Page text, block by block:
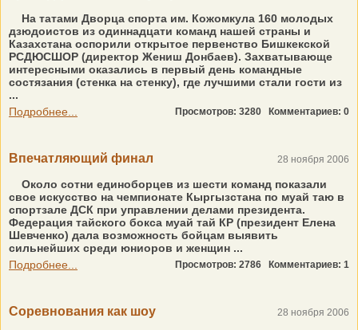
На татами Дворца спорта им. Кожомкула 160 молодых
дзюдоистов из одиннадцати команд нашей страны и
Казахстана оспорили открытое первенство Бишкекской
РСДЮСШОР (директор Жениш Донбаев). Захватывающе
интересными оказались в первый день командные
состязания (стенка на стенку), где лучшими стали гости из
...
Подробнее...
Просмотров: 3280 Комментариев: 0
Впечатляющий финал 28 ноября 2006
Около сотни единоборцев из шести команд показали
свое искусство на чемпионате Кыргызстана по муай таю в
спортзале ДСК при управлении делами президента.
Федерация тайского бокса муай тай КР (президент Елена
Шевченко) дала возможность бойцам выявить
сильнейших среди юниоров и женщин ...
Подробнее...
Просмотров: 2786 Комментариев: 1
Соревнования как шоу 28 ноября 2006